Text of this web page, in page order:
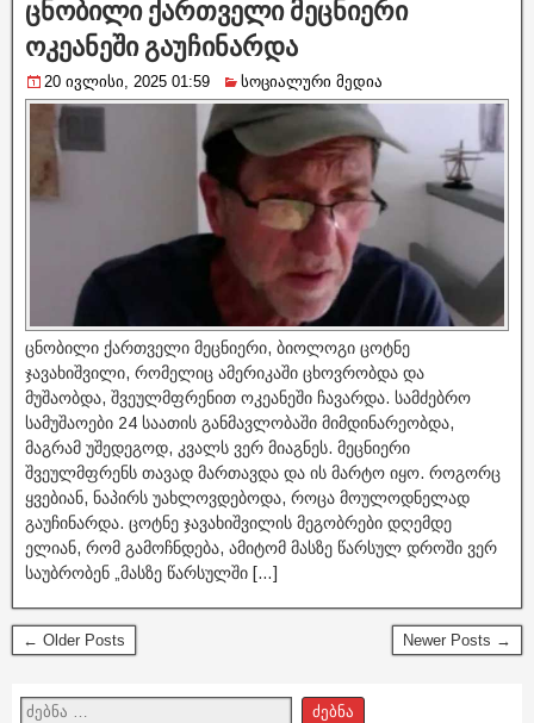
ცნობილი ქართველი მეცნიერი
ოკეანეში გაუჩინარდა
20 ივლისი, 2025 01:59 სოციალური მედია
ცნობილი ქართველი მეცნიერი, ბიოლოგი ცოტნე
ჯავახიშვილი, რომელიც ამერიკაში ცხოვრობდა და
მუშაობდა, შვეულმფრენით ოკეანეში ჩავარდა. სამძებრო
სამუშაოები 24 საათის განმავლობაში მიმდინარეობდა,
მაგრამ უშედეგოდ, კვალს ვერ მიაგნეს. მეცნიერი
შვეულმფრენს თავად მართავდა და ის მარტო იყო. როგორც
ყვებიან, ნაპირს უახლოვდებოდა, როცა მოულოდნელად
გაუჩინარდა. ცოტნე ჯავახიშვილის მეგობრები დღემდე
ელიან, რომ გამოჩნდება, ამიტომ მასზე წარსულ დროში ვერ
საუბრობენ „მასზე წარსულში […]
← Older Posts Newer Posts →